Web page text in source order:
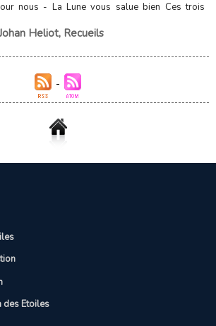
nous - La Lune vous salue bien Ces trois
Heliot, Recueils
des Etoiles